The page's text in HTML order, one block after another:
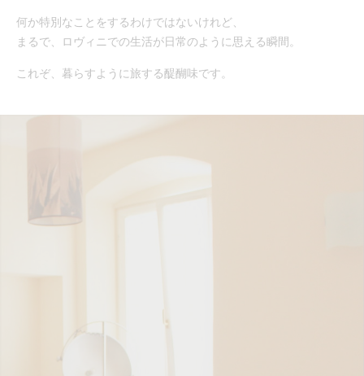
何か特別なことをするわけではないけれど、
まるで、ロヴィニでの生活が日常のように思える瞬間。
これぞ、暮らすように旅する醍醐味です。